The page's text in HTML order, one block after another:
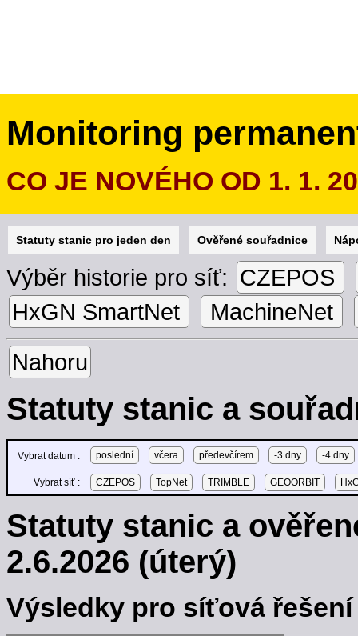
Monitoring
CO JE NOVÉHO OD 1. 1.
Statuty stanic pro jeden den Ověřené souřadnice
Výběr historie pro síť: CZEPOS
HxGN SmartNet
MachineNet
Nahoru
Statuty stanic a
Vybrat datum : poslední včera předevčírem -3 dny -4 dny
Vybrat síť : CZEPOS TopNet TRIMBLE GEOORBIT
Statuty stanic a
2.6.2026 (úterý)
Výsledky pro síťová